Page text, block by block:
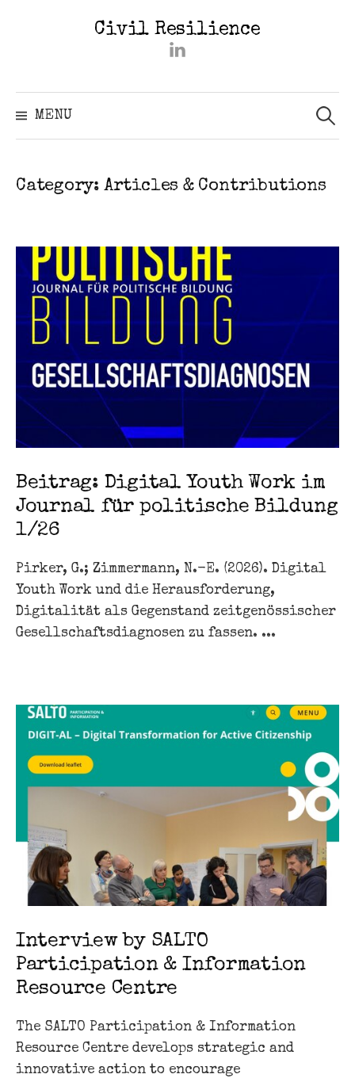
Civil Resilience
Titel)
MENU
for:
Category: Articles & Contributions
Beitrag: Digital Youth Work im
Journal für politische Bildung
1/26
Pirker, G.; Zimmermann, N.-E. (2026). Digital
Youth Work und die Herausforderung,
Digitalität als Gegenstand zeitgenössischer
Gesellschaftsdiagnosen zu fassen. ...
Interview by SALTO
Participation & Information
Resource Centre
The SALTO Participation & Information
Resource Centre develops strategic and
innovative action to encourage